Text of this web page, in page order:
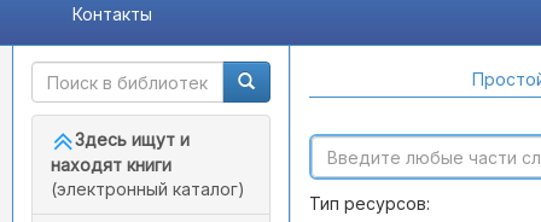
Контакты
Быстрый доступ
Здесь ищут и
находят книги
(электронный каталог)
Тип ресурсов: